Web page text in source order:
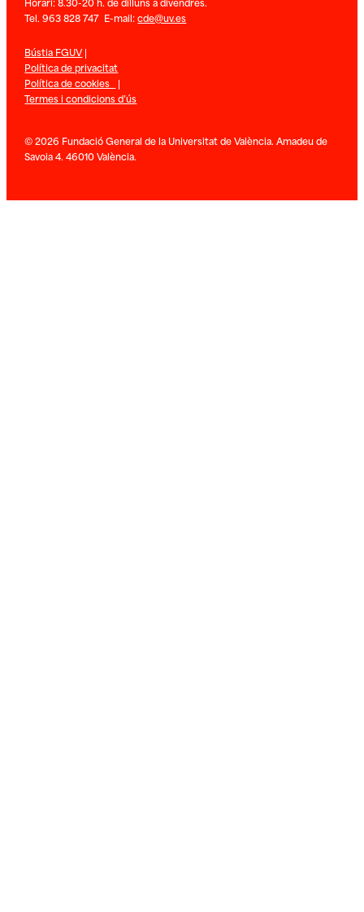
Tel. 963 828 747 E-mail:cde@uv.es
Bústia FGUV|
Política de privacitat
Política de cookies |
Termes i condicions d’ús
© 2026 Fundació General de la Universitat de València. Amadeu de
Savoia 4. 46010 València.